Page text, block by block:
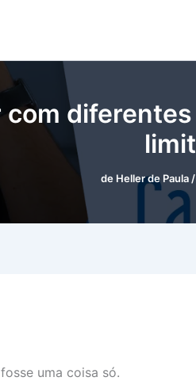
de Heller de Paula /
uma coisa só.